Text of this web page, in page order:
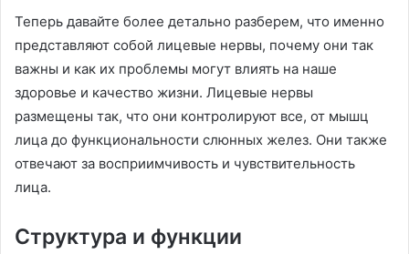
Теперь давайте более детально разберем, что именно
представляют собой лицевые нервы, почему они так
важны и как их проблемы могут влиять на наше
здоровье и качество жизни. Лицевые нервы
размещены так, что они контролируют все, от мышц
лица до функциональности слюнных желез. Они также
отвечают за восприимчивость и чувствительность
лица.
Структура и функции